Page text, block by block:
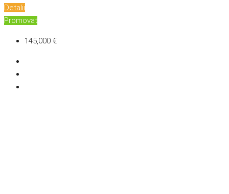
Detalii
Promovat
145,000 €